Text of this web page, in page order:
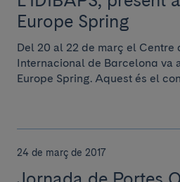
Europe Spring
Del 20 al 22 de març el Centre
Internacional de Barcelona va
Europe Spring. Aquest és el
24 de març de 2017